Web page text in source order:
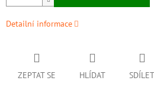
Detailní informace
ZEPTAT SE HLÍDAT SDÍLET